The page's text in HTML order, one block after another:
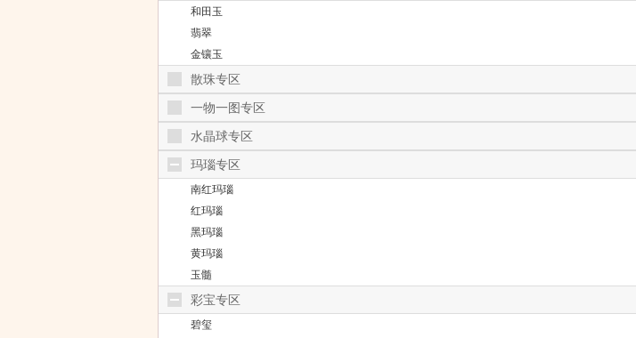
和田玉
翡翠
金镶玉
散珠专区
一物一图专区
水晶球专区
玛瑙专区
南红玛瑙
红玛瑙
黑玛瑙
黄玛瑙
玉髓
彩宝专区
碧玺